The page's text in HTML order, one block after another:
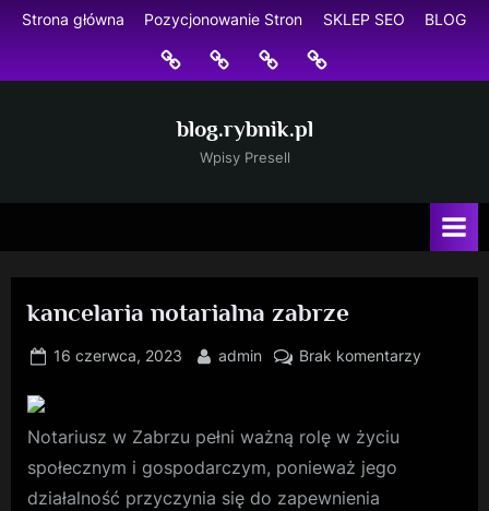
Skip
content
Strona główna Pozycjonowanie Stron SKLEP SEO BLOG
Strona
główna
Pozycjonowanie
Stron
SKLEP
SEO
BLOG
blog.rybnik.pl
Wpisy Presell
kancelaria notarialna zabrze
Posted
16 czerwca, 2023 By
admin Brak komentarzydo
Notariusz w Zabrzu pełni ważną rolę w życiu
społecznym i gospodarczym, ponieważ jego
działalność przyczynia się do zapewnienia